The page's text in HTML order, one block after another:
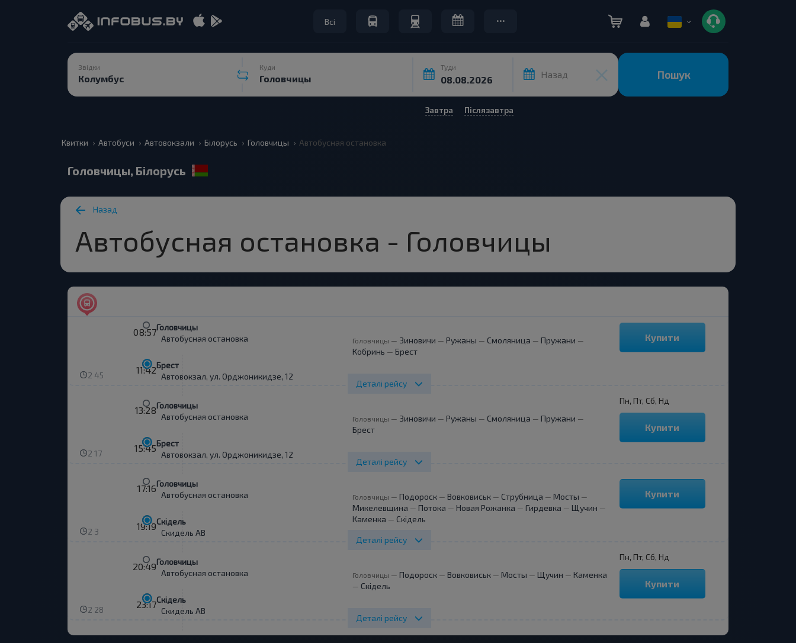
Всі
Звідки Куди Туди
Назад Пошук
Завтра Післязавтра
Квитки Автобуси Автовокзали Білорусь Головчицы Автобусная остановка
Головчицы, Білорусь
Назад
Автобусная остановка - Головчицы
08:57Головчицы
Автобусная остановка
2 45 11:42Брест
Автовокзал, ул. Орджоникидзе, 12
Головчицы — Зиновичи — Ружаны — Смоляница — Пружани —
Кобринь — Брест
Купити
Деталі рейсу
13:28Головчицы
Автобусная остановка
2 17 15:45Брест
Автовокзал, ул. Орджоникидзе, 12
Головчицы — Зиновичи — Ружаны — Смоляница — Пружани —
Брест
Пн, Пт, Сб, Нд
Купити
Деталі рейсу
17:16Головчицы
Автобусная остановка
2 3 19:19Скідель
Скидель АВ
Головчицы — Подороск— Вовковиськ— Струбница — Мосты —
Микелевщина — Потока — Новая Рожанка — Гирдевка — Щучин —
Каменка — Скідель
Купити
Деталі рейсу
20:49Головчицы
Автобусная остановка
2 28 23:17Скідель
Скидель АВ
Головчицы — Подороск— Вовковиськ— Мосты — Щучин — Каменка
— Скідель
Пн, Пт, Сб, Нд
Купити
Деталі рейсу